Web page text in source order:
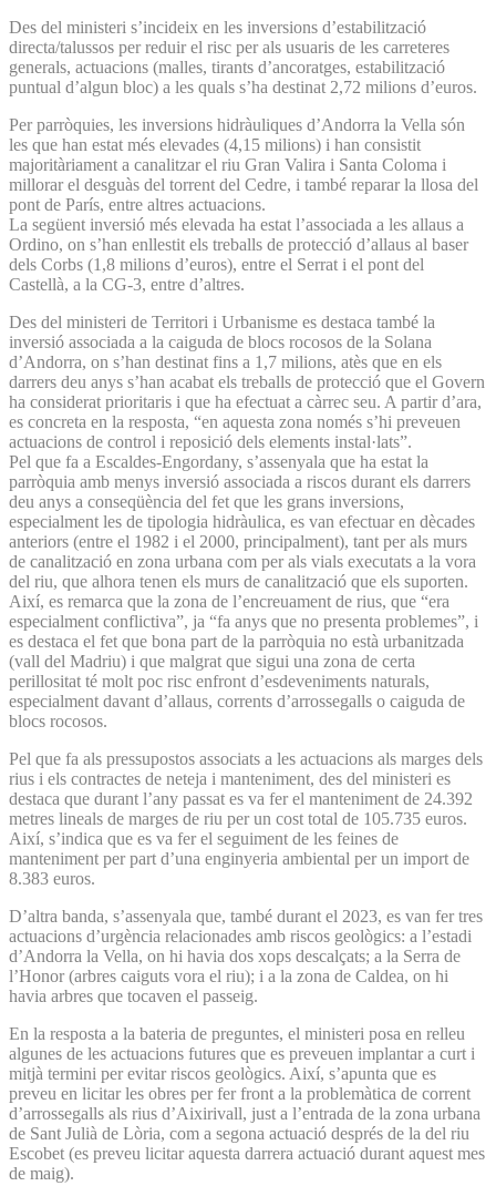
Des del ministeri s’incideix en les inversions d’estabilització
directa/talussos per reduir el risc per als usuaris de les carreteres
generals, actuacions (malles, tirants d’ancoratges, estabilització
puntual d’algun bloc) a les quals s’ha destinat 2,72 milions d’euros.
Per parròquies, les inversions hidràuliques d’Andorra la Vella són
les que han estat més elevades (4,15 milions) i han consistit
majoritàriament a canalitzar el riu Gran Valira i Santa Coloma i
millorar el desguàs del torrent del Cedre, i també reparar la llosa del
pont de París, entre altres actuacions.
La següent inversió més elevada ha estat l’associada a les allaus a
Ordino, on s’han enllestit els treballs de protecció d’allaus al baser
dels Corbs (1,8 milions d’euros), entre el Serrat i el pont del
Castellà, a la CG-3, entre d’altres.
Des del ministeri de Territori i Urbanisme es destaca també la
inversió associada a la caiguda de blocs rocosos de la Solana
d’Andorra, on s’han destinat fins a 1,7 milions, atès que en els
darrers deu anys s’han acabat els treballs de protecció que el Govern
ha considerat prioritaris i que ha efectuat a càrrec seu. A partir d’ara,
es concreta en la resposta, “en aquesta zona només s’hi preveuen
actuacions de control i reposició dels elements instal·lats”.
Pel que fa a Escaldes-Engordany, s’assenyala que ha estat la
parròquia amb menys inversió associada a riscos durant els darrers
deu anys a conseqüència del fet que les grans inversions,
especialment les de tipologia hidràulica, es van efectuar en dècades
anteriors (entre el 1982 i el 2000, principalment), tant per als murs
de canalització en zona urbana com per als vials executats a la vora
del riu, que alhora tenen els murs de canalització que els suporten.
Així, es remarca que la zona de l’encreuament de rius, que “era
especialment conflictiva”, ja “fa anys que no presenta problemes”, i
es destaca el fet que bona part de la parròquia no està urbanitzada
(vall del Madriu) i que malgrat que sigui una zona de certa
perillositat té molt poc risc enfront d’esdeveniments naturals,
especialment davant d’allaus, corrents d’arrossegalls o caiguda de
blocs rocosos.
Pel que fa als pressupostos associats a les actuacions als marges dels
rius i els contractes de neteja i manteniment, des del ministeri es
destaca que durant l’any passat es va fer el manteniment de 24.392
metres lineals de marges de riu per un cost total de 105.735 euros.
Així, s’indica que es va fer el seguiment de les feines de
manteniment per part d’una enginyeria ambiental per un import de
8.383 euros.
D’altra banda, s’assenyala que, també durant el 2023, es van fer tres
actuacions d’urgència relacionades amb riscos geològics: a l’estadi
d’Andorra la Vella, on hi havia dos xops descalçats; a la Serra de
l’Honor (arbres caiguts vora el riu); i a la zona de Caldea, on hi
havia arbres que tocaven el passeig.
En la resposta a la bateria de preguntes, el ministeri posa en relleu
algunes de les actuacions futures que es preveuen implantar a curt i
mitjà termini per evitar riscos geològics. Així, s’apunta que es
preveu en licitar les obres per fer front a la problemàtica de corrent
d’arrossegalls als rius d’Aixirivall, just a l’entrada de la zona urbana
de Sant Julià de Lòria, com a segona actuació després de la del riu
Escobet (es preveu licitar aquesta darrera actuació durant aquest mes
de maig).